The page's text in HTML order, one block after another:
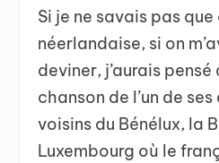
Si je ne savais pas
néerlandaise, si on
deviner, j’aurais
chanson de l’un de
voisins du Bénélux, la
Luxembourg où le